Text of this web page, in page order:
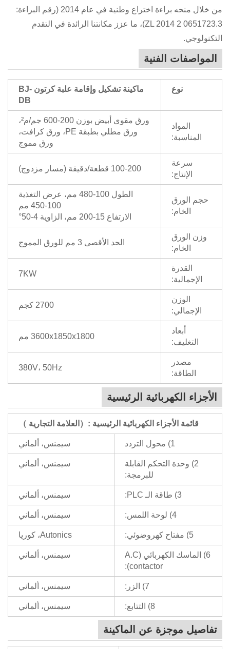
من خلال منحه براءة اختراع وطنية في عام 2014 (رقم البراءة:
ZL 2014 2 0651723.3)، ما عزز مكانتنا الرائدة في التقدم
التكنولوجي.
المواصفات الفنية
نوع
ماكينة تشكيل وإقامة علبة كرتون BJ-
DB
المواد
المناسبة:
ورق مقوى أبيض بوزن 200-600 جم/م²،
ورق مطلي بطبقة PE، ورق كرافت،
ورق مموج
سرعة
الإنتاج:
100-200 قطعة/دقيقة (مسار مزدوج)
حجم الورق
الخام:
الطول 100-480 مم، عرض التغذية
100-450 مم
الارتفاع 15-200 مم، الزاوية 4-50°
وزن الورق
الخام:
الحد الأقصى 3 مم للورق المموج
القدرة
الإجمالية:
7KW
الوزن
الإجمالي:
2700 كجم
أبعاد
التغليف:
3600x1850x1800 مم
مصدر
الطاقة:
380V، 50Hz
الأجزاء الكهربائية الرئيسية
قائمة الأجزاء الكهربائية الرئيسية :（ العلامة التجارية ）
1) محول التردد سيمنس، ألماني
2) وحدة التحكم القابلة
للبرمجة:
سيمنس، ألماني
3) طاقة الـ PLC: سيمنس، ألماني
4) لوحة اللمس: سيمنس، ألماني
5) مفتاح كهروضوئي: Autonics، كوريا
6) الماسك الكهربائي (A.C
contactor):
سيمنس، ألماني
7) الزر: سيمنس، ألماني
8) التتابع: سيمنس، ألماني
تفاصيل موجزة عن الماكينة